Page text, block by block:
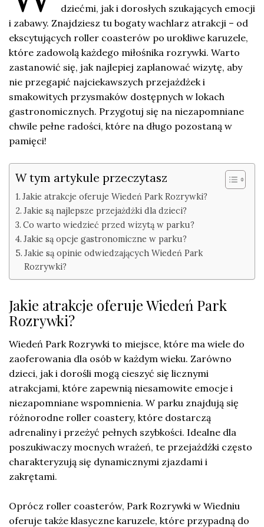
dziećmi, jak i dorosłych szukających emocji
i zabawy. Znajdziesz tu bogaty wachlarz atrakcji – od
ekscytujących roller coasterów po urokliwe karuzele,
które zadowolą każdego miłośnika rozrywki. Warto
zastanowić się, jak najlepiej zaplanować wizytę, aby
nie przegapić najciekawszych przejażdżek i
smakowitych przysmaków dostępnych w lokach
gastronomicznych. Przygotuj się na niezapomniane
chwile pełne radości, które na długo pozostaną w
pamięci!
W tym artykule przeczytasz
Jakie atrakcje oferuje Wiedeń Park Rozrywki?
Jakie są najlepsze przejażdżki dla dzieci?
Co warto wiedzieć przed wizytą w parku?
Jakie są opcje gastronomiczne w parku?
Jakie są opinie odwiedzających Wiedeń Park
Rozrywki?
Jakie atrakcje oferuje Wiedeń Park
Rozrywki?
Wiedeń Park Rozrywki to miejsce, które ma wiele do
zaoferowania dla osób w każdym wieku. Zarówno
dzieci, jak i dorośli mogą cieszyć się licznymi
atrakcjami, które zapewnią niesamowite emocje i
niezapomniane wspomnienia. W parku znajdują się
różnorodne roller coastery, które dostarczą
adrenaliny i przeżyć pełnych szybkości. Idealne dla
poszukiwaczy mocnych wrażeń, te przejażdżki często
charakteryzują się dynamicznymi zjazdami i
zakrętami.
Oprócz roller coasterów, Park Rozrywki w Wiedniu
oferuje także klasyczne karuzele, które przypadną do